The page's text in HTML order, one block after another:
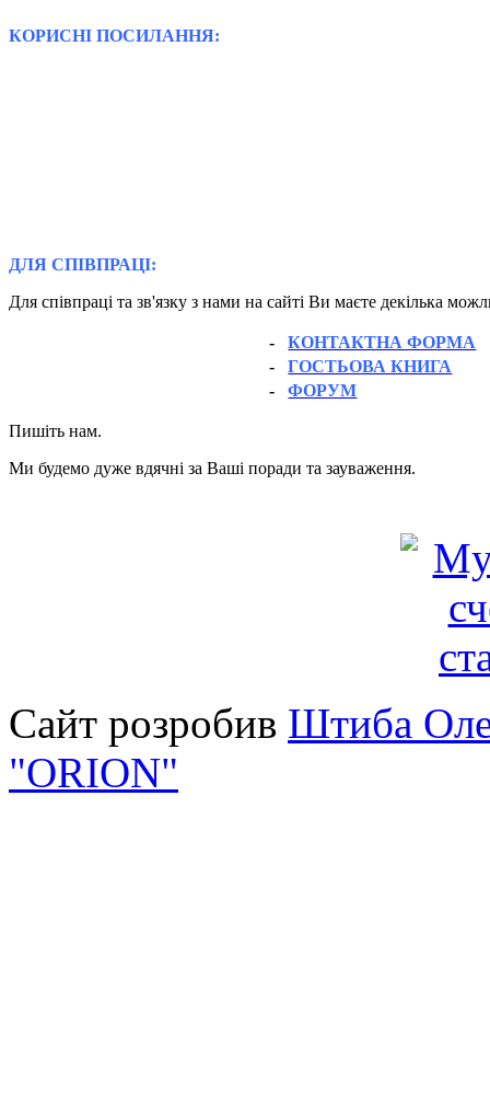
КОРИСНІ ПОСИЛАННЯ:
ДЛЯ СПІВПРАЦІ:
Для співпраці та зв'язку з нами на сайті Ви маєте декілька
-
КОНТАКТНА ФОРМА
-
ГОСТЬОВА КНИГА
-
ФОРУМ
Пишіть нам.
Ми будемо дуже вдячні за Ваші поради та зауваження.
Сайт розробив Штиба
"ORION"